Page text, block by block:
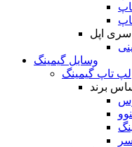
اپل
وسایل گیمینگ
لپ تاپ گیمینگ
برند